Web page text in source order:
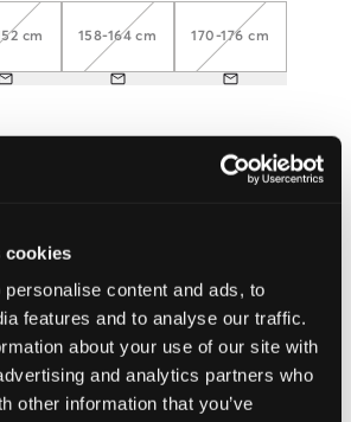
cookies
content and ads, to
features and to analyse our traffic.
about your use of our site with
and analytics partners who
other information that you’ve
cm 158-164 cm 170-176 cm
LA TAILLE